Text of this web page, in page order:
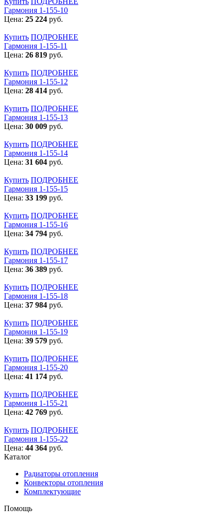
Гармония 1-155-10
Цена: 25 224 руб.
Купить ПОДРОБНЕЕ
Гармония 1-155-11
Цена: 26 819 руб.
Купить ПОДРОБНЕЕ
Гармония 1-155-12
Цена: 28 414 руб.
Купить ПОДРОБНЕЕ
Гармония 1-155-13
Цена: 30 009 руб.
Купить ПОДРОБНЕЕ
Гармония 1-155-14
Цена: 31 604 руб.
Купить ПОДРОБНЕЕ
Гармония 1-155-15
Цена: 33 199 руб.
Купить ПОДРОБНЕЕ
Гармония 1-155-16
Цена: 34 794 руб.
Купить ПОДРОБНЕЕ
Гармония 1-155-17
Цена: 36 389 руб.
Купить ПОДРОБНЕЕ
Гармония 1-155-18
Цена: 37 984 руб.
Купить ПОДРОБНЕЕ
Гармония 1-155-19
Цена: 39 579 руб.
Купить ПОДРОБНЕЕ
Гармония 1-155-20
Цена: 41 174 руб.
Купить ПОДРОБНЕЕ
Гармония 1-155-21
Цена: 42 769 руб.
Купить ПОДРОБНЕЕ
Гармония 1-155-22
Цена: 44 364 руб.
Каталог
Радиаторы отопления
Конвекторы отопления
Комплектующие
Помощь